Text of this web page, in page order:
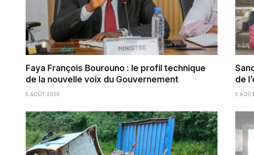
Faya François Bourouno : le profil technique
de la nouvelle voix du Gouvernement
5 AOÛT 2026
de
5